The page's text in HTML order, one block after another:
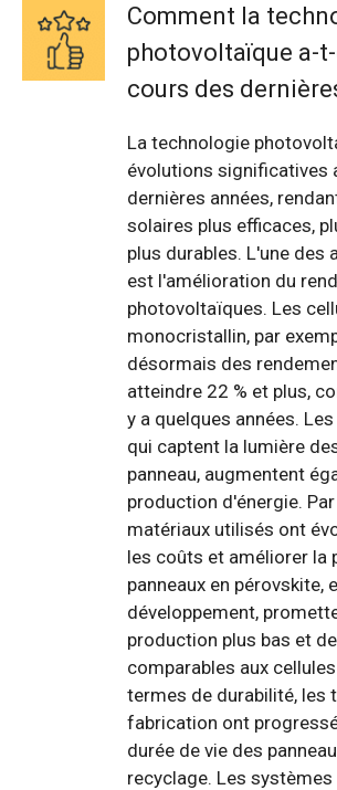
Comment la
photovoltaïque a-
cours des
La technologie
évolutions significatives
dernières années,
solaires plus efficaces,
plus durables. L'une des
est l'amélioration du
photovoltaïques. Les
monocristallin, par
désormais des
atteindre 22 % et plus,
y a quelques années.
qui captent la lumière
panneau, augmentent
production d'énergie.
matériaux utilisés ont
les coûts et améliorer la
panneaux en pérovskite,
développement,
production plus bas et
comparables aux
termes de durabilité, les
fabrication ont
durée de vie des
recyclage. Les